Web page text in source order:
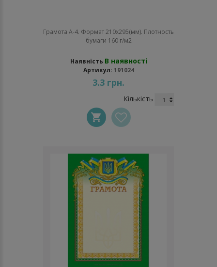
Грамота А-4. Формат 210х295(мм). Плотность
бумаги 160 г/м2
Наявність В наявності
Артикул: 191024
3.3 грн.
Кількість